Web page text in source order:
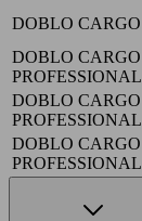
DOBLO
DOBLO
PROFESSIONAL
DOBLO
DOBLO